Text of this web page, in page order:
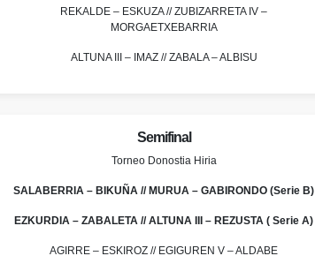
REKALDE – ESKUZA // ZUBIZARRETA IV –
MORGAETXEBARRIA
ALTUNA III – IMAZ // ZABALA – ALBISU
Semifinal
Torneo Donostia Hiria
SALABERRIA – BIKUÑA // MURUA – GABIRONDO (Serie B)
EZKURDIA – ZABALETA // ALTUNA III – REZUSTA ( Serie A)
AGIRRE – ESKIROZ // EGIGUREN V – ALDABE